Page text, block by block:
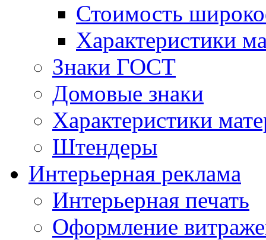
Стоимость
Характеристики
Знаки ГОСТ
Домовые знаки
Характеристики
Штендеры
Интерьерная реклама
Интерьерная печать
Оформление